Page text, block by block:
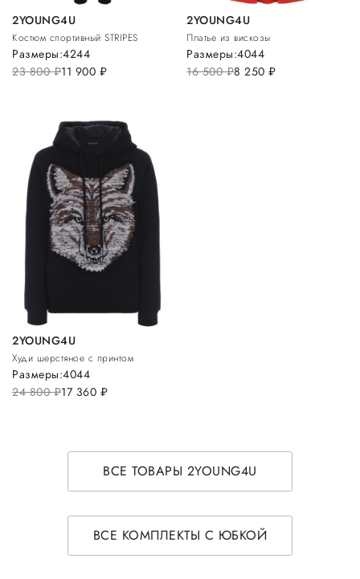
2YOUNG4U
Костюм спортивный STRIPES
23 800руб.11 900 руб.
Размеры:4244
2YOUNG4U
Платье из вискозы
16 500руб.8 250руб.
Размеры:4044
2YOUNG4U
Худи шерстяное с принтом
24 800руб.17 360 руб.
Размеры:4044
ВСЕ ТОВАРЫ 2YOUNG4U
ВСЕ КОМПЛЕКТЫ С ЮБКОЙ